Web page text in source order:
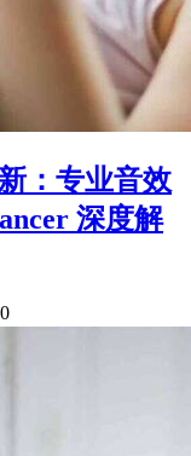
：专业音效
深度解